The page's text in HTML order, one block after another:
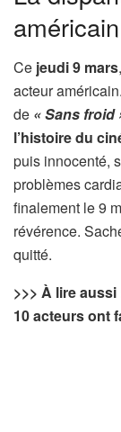
américain
Ce jeudi 9 mars
acteur
de « Sans froid
l’histoire du
puis innocenté,
problèmes
finalement le 9
révérence.
quitté.
>>> À lire
10 acteurs ont